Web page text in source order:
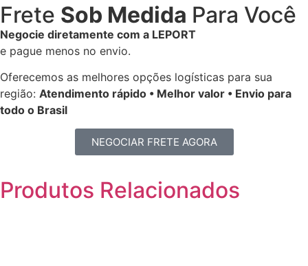
Frete Sob Medida Para Você
Negocie diretamente com a LEPORT
e pague menos no envio.
Oferecemos as melhores opções logísticas para sua
região: Atendimento rápido • Melhor valor • Envio para
todo o Brasil
NEGOCIAR FRETE AGORA
Produtos Relacionados